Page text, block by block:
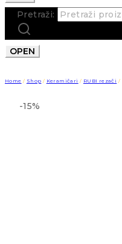
Pretraži:
OPEN
Home / Shop / Keramičari / RUBI rezači /
-15%